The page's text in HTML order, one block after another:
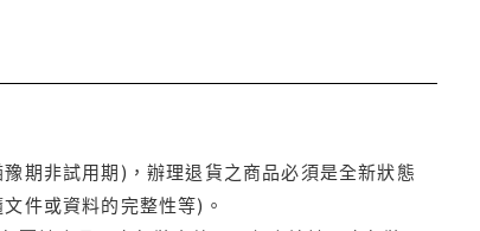
期非試用期)，辦理退貨之商品必須是全新狀態
件或資料的完整性等)。